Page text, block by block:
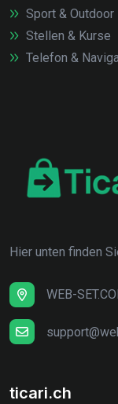
Sport & Outdoor
Stellen & Kurse
Telefon &
Hier unten finden
WEB-
ticari.ch